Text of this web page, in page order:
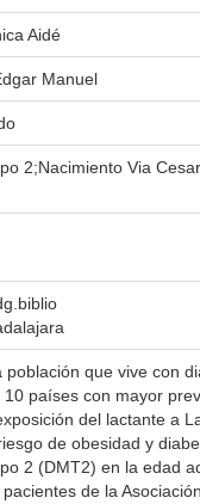
Aidé
Manuel
2;Nacimiento Via
población que vive con
países con mayor
del lactante a
de obesidad y
2 (DMT2) en la edad
de la